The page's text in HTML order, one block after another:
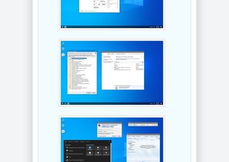
Ключи для
программ EaseUS
Key Finder Pro
4.1.7 by 7997
NEW
Запись
загрузочных